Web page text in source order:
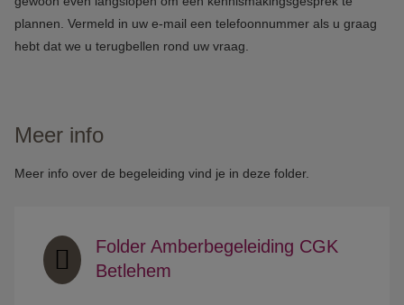
plannen. Vermeld in uw e-mail een telefoonnummer als u graag
hebt dat we u terugbellen rond uw vraag.
Meer info
Meer info over de begeleiding vind je in deze folder.
Folder Amberbegeleiding CGK
Betlehem